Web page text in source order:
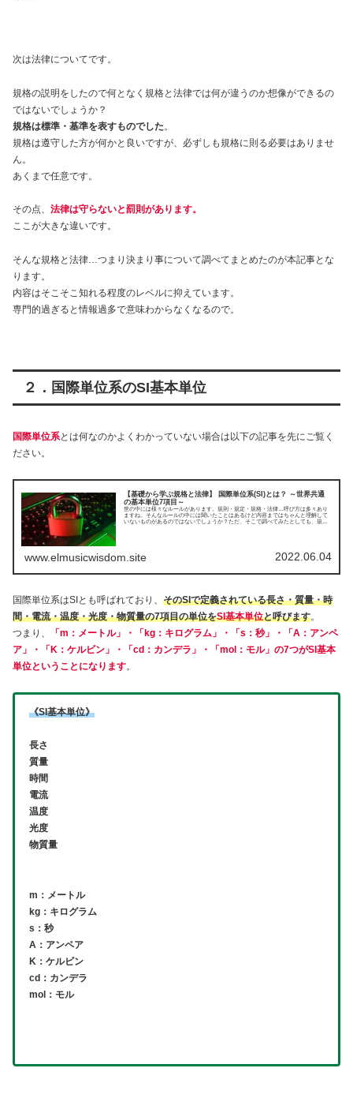
次は法律についてです。
規格の説明をしたので何となく規格と法律では何が違うのか想像ができるの
ではないでしょうか？
規格は標準・基準を表すものでした。
規格は遵守した方が何かと良いですが、必ずしも規格に則る必要はありませ
ん。
あくまで任意です。
その点、 法律は守らないと罰則があります。
ここが大きな違いです。
そんな規格と法律…つまり決まり事について調べてまとめたのが本記事とな
ります。
内容はそこそこ知れる程度のレベルに抑えています。
専門的過ぎると情報過多で意味わからなくなるので。
２．国際単位系のSI基本単位
国際単位系とは何なのかよくわかっていない場合は以下の記事を先にご覧く
ださい。
【基礎から学ぶ規格と法律】 国際単位系(SI)とは？ ～世界共通
の基本単位7項目～
世の中には様々なルールがあります。規則・規定・規格・法律…呼び方は多々あり
ますね。そんなルールの中には聞いたことはあるけど内容まではちゃんと理解して
いないものがあるのではないでしょうか？ただ、そこで調べてみたとしても、規格
www.elmusicwisdom.site 2022.06.04
国際単位系はSIとも呼ばれており、 そのSIで定義されている長さ・質量・時
間・電流・温度・光度・物質量の7項目の単位をSI基本単位と呼びます。
つまり、
「m：メートル」・「kg：キログラム」・「s：秒」・「A：アンペ
ア」・「K：ケルビン」・「cd：カンデラ」・「mol：モル」の7つがSI基本
単位ということになります。
《SI基本単位》
長さ
質量
時間
電流
温度
光度
物質量
m：メートル
kg：キログラム
s：秒
A：アンペア
K：ケルビン
cd：カンデラ
mol：モル